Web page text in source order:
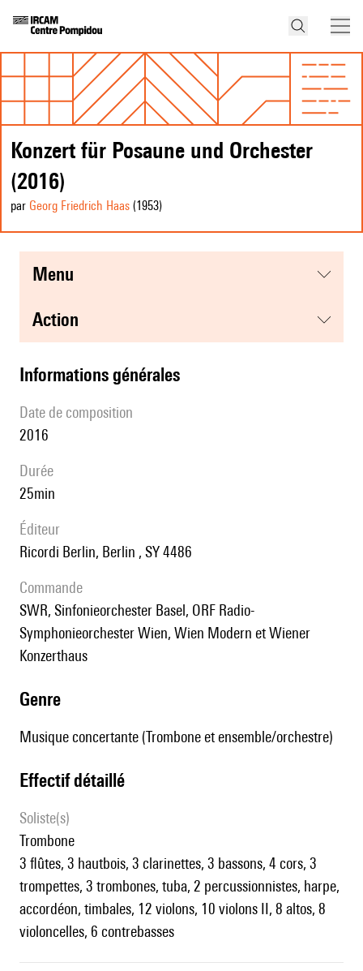
Konzert für Posaune und Orchester
(2016)
par Georg Friedrich Haas (1953)
menu
action
informations générales
date de composition
2016
durée
25min
éditeur
Ricordi Berlin, Berlin , SY 4486
Commande
SWR, Sinfonieorchester Basel, ORF Radio-
Symphonieorchester Wien, Wien Modern et Wiener
Konzerthaus
genre
Musique concertante (Trombone et ensemble/orchestre)
effectif détaillé
Soliste(s)
trombone
3 flûtes, 3 hautbois, 3 clarinettes, 3 bassons, 4 cors, 3
trompettes, 3 trombones, tuba, 2 percussionnistes, harpe,
accordéon, timbales, 12 violons, 10 violons II, 8 altos, 8
violoncelles, 6 contrebasses